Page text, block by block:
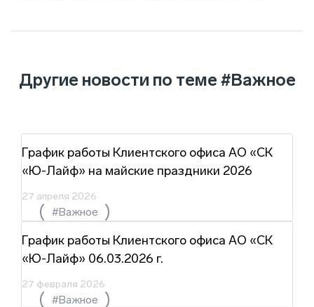
Другие новости по теме #Важное
График работы Клиентского офиса АО «СК
«Ю-Лайф» на майские праздники 2026
27 апреля 2026
#Важное
График работы Клиентского офиса АО «СК
«Ю-Лайф» 06.03.2026 г.
27 февраля 2026
#Важное